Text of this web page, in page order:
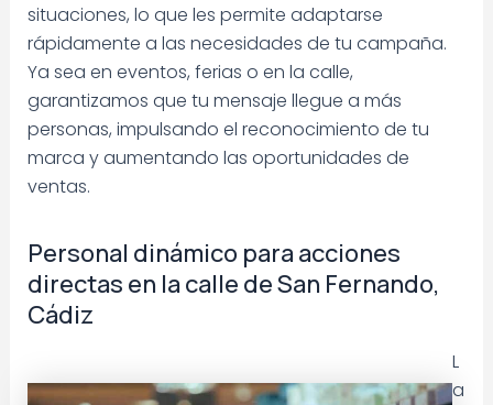
situaciones, lo que les permite adaptarse
rápidamente a las necesidades de tu campaña.
Ya sea en eventos, ferias o en la calle,
garantizamos que tu mensaje llegue a más
personas, impulsando el reconocimiento de tu
marca y aumentando las oportunidades de
ventas.
Personal dinámico para acciones
directas en la calle de San Fernando,
Cádiz
L
a